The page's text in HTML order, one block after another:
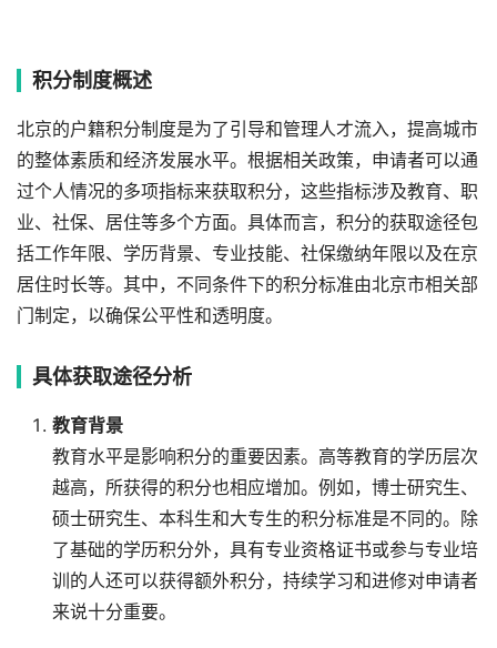
积分制度概述
北京的户籍积分制度是为了引导和管理人才流入，提高城市
的整体素质和经济发展水平。根据相关政策，申请者可以通
过个人情况的多项指标来获取积分，这些指标涉及教育、职
业、社保、居住等多个方面。具体而言，积分的获取途径包
括工作年限、学历背景、专业技能、社保缴纳年限以及在京
居住时长等。其中，不同条件下的积分标准由北京市相关部
门制定，以确保公平性和透明度。
具体获取途径分析
教育背景
教育水平是影响积分的重要因素。高等教育的学历层次
越高，所获得的积分也相应增加。例如，博士研究生、
硕士研究生、本科生和大专生的积分标准是不同的。除
了基础的学历积分外，具有专业资格证书或参与专业培
训的人还可以获得额外积分，持续学习和进修对申请者
来说十分重要。